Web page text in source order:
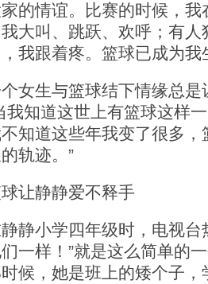
的情谊。比赛的时候，
大叫、跳跃、欢呼；有
我跟着疼。篮球已成为我
生与篮球结下情缘总是
我知道这世上有篮球这样
知道这些年我变了很多
轨迹。”
静静爱不释手
小学四年级时，电视台
一样！”就是这么简单的
候，她是班上的矮个子